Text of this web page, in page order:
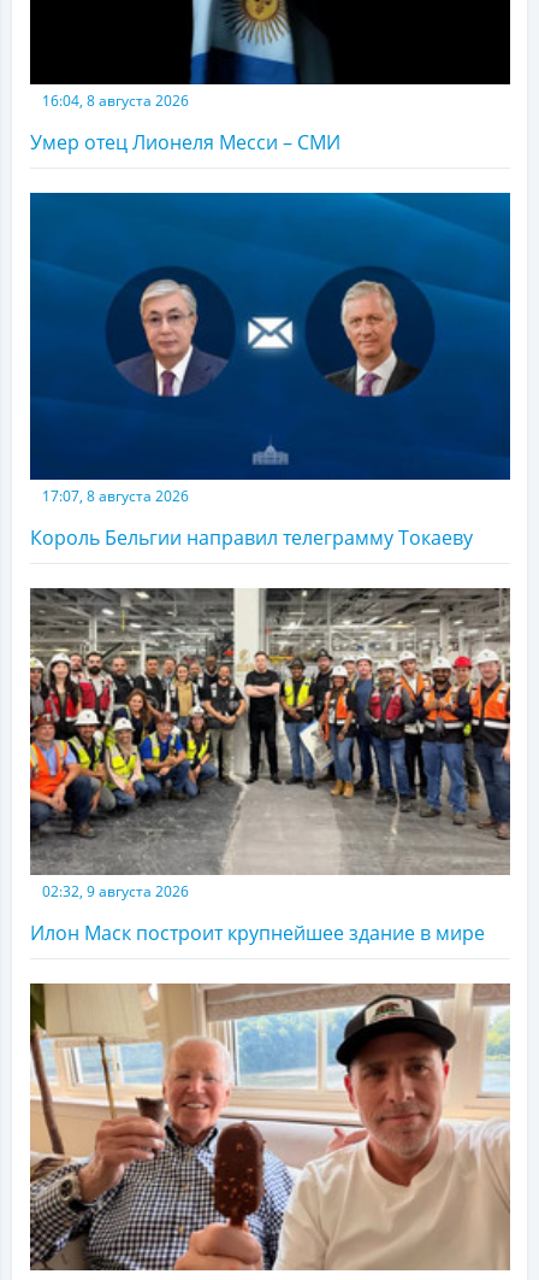
16:04, 8 августа 2026
Умер отец Лионеля Месси – СМИ
17:07, 8 августа 2026
Король Бельгии направил телеграмму Токаеву
02:32, 9 августа 2026
Илон Маск построит крупнейшее здание в мире